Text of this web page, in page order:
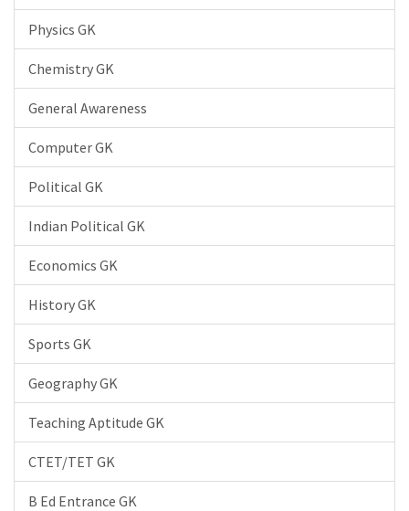
Physics GK
Chemistry GK
General Awareness
Computer GK
Political GK
Indian Political GK
Economics GK
History GK
Sports GK
Geography GK
Teaching Aptitude GK
CTET/TET GK
B Ed Entrance GK